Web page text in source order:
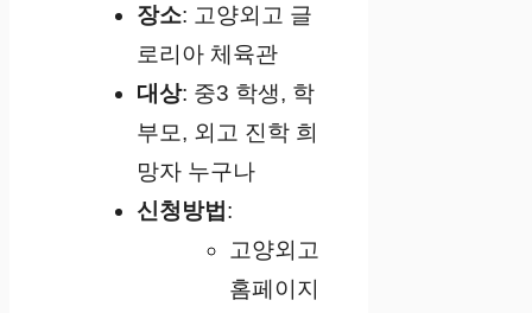
장소: 고양외고 글
로리아 체육관
대상: 중3 학생, 학
부모, 외고 진학 희
망자 누구나
신청방법 :
고양외고
홈페이지